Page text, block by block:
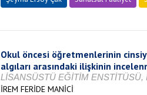
Okul öncesi öğretmenlerinin
algıları arasındaki ilişkinin
LİSANSÜSTÜ EĞİTİM
İREM FERİDE MANİCİ